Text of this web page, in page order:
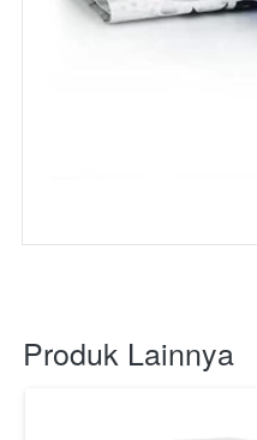
Produk Lainnya